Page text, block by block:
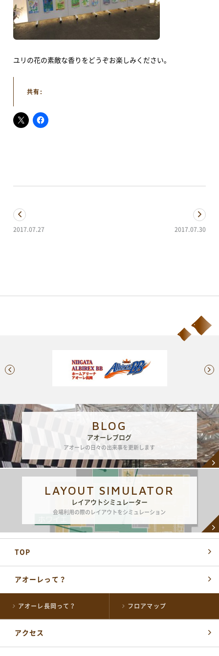
ユリの花の素敵な香りをどうぞお楽しみください。
共有:
2017.07.27 2017.07.30
BLOG
アオーレブログ
アオーレの日々の出来事を更新します
LAYOUT SIMULATOR
レイアウトシミュレーター
会場利用の際のレイアウトをシミュレーション
TOP
アオーレって？
アオーレ長岡って？ フロアマップ
アクセス
視察ポイント 視察・見学の申し込み
予約方法・利用案内